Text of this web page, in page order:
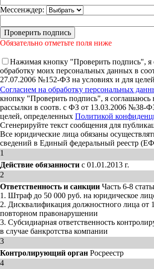
Мессенждер:
Обязательно отметьте поля ниже
Нажимая кнопку "Проверить подпись", я
обработку моих персональных данных в
27.07.2006 №152-ФЗ на условиях и для
Согласием на обработку персональных
кнопку "Проверить подпись", я соглашаюсь
рассылки в соотв. с ФЗ от 13.03.2006 №38-
целей, определенных Политикой
Сгенерируйте текст сообщения для
Все юридические лица обязаны
сведений в Единый федеральный реестр
1
Действие обязанности с 01.01.2013 г.
2
Ответственность и санкции Часть 6-8
1. Штраф до 50 000 руб. на юридическое
2. Дисквалификация должностного лица от
повторном правонарушении
3. Субсидиарная ответственность
в случае банкротства компании
3
Контролирующий орган Росреестр
4